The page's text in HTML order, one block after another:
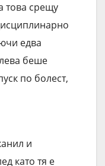
това срещу
едва
беше
по болест,
и
като тя е